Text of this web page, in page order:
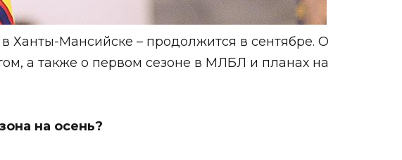
Ханты-Мансийске – продолжится в сентябре. О
а также о первом сезоне в МЛБЛ и планах на
на осень?